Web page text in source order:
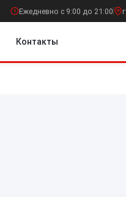
Ежедневно с 9:00 до 21:00
Контакты